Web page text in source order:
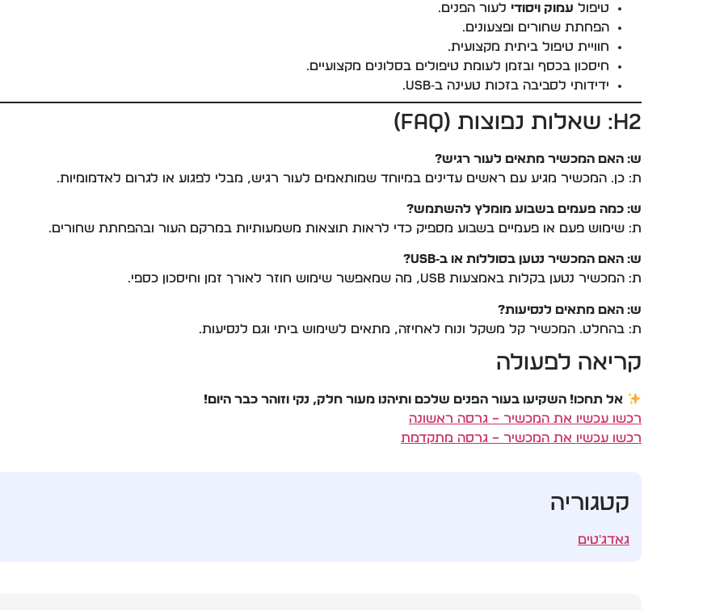
טיפול עמוק ויסודי לעור הפנים.
הפחתת שחורים ופצעונים.
חוויית טיפול ביתית מקצועית.
חיסכון בכסף ובזמן לעומת טיפולים בסלונים מקצועיים.
ידידותי לסביבה בזכות טעינה ב‑USB.
H2: שאלות נפוצות (FAQ)
ש: האם המכשיר מתאים לעור רגיש?
ת: כן. המכשיר מגיע עם ראשים עדינים במיוחד שמותאמים לעור רגיש, מבלי לפגוע או לגרום לאדמומיות.
ש: כמה פעמים בשבוע מומלץ להשתמש?
ת: שימוש פעם או פעמיים בשבוע מספיק כדי לראות תוצאות משמעותיות במרקם העור ובהפחתת שחורים.
ש: האם המכשיר נטען בסוללות או ב‑USB?
ת: המכשיר נטען בקלות באמצעות USB, מה שמאפשר שימוש חוזר לאורך זמן וחיסכון כספי.
ש: האם מתאים לנסיעות?
ת: בהחלט. המכשיר קל משקל ונוח לאחיזה, מתאים לשימוש ביתי וגם לנסיעות.
קריאה לפעולה
אל תחכו! השקיעו בעור הפנים שלכם ותיהנו מעור חלק, נקי וזוהר כבר היום!
רכשו עכשיו את המכשיר – גרסה ראשונה
רכשו עכשיו את המכשיר – גרסה מתקדמת
קטגוריה
גאדג'טים